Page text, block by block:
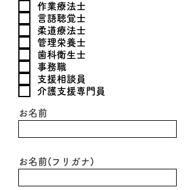
作業療法士
言語聴覚士
柔道療法士
管理栄養士
歯科衛生士
事務職
支援相談員
介護支援専門員
お名前
お名前(フリガナ)